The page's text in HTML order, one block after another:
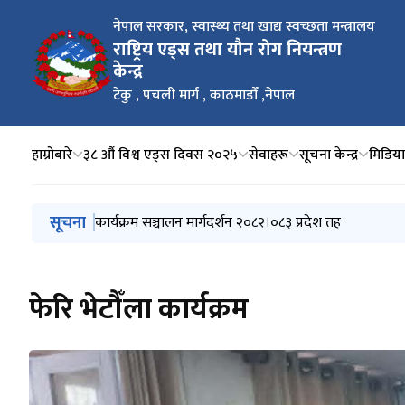
नेपाल सरकार, स्वास्थ्य तथा खाद्य स्वच्छता मन्त्रालय
राष्ट्रिय एड्स तथा यौन रोग नियन्त्रण
केन्द्र
टेकु , पचली मार्ग , काठमाडौँ ,नेपाल
हाम्रोबारे ३८ औं विश्व एड्स दिवस २०२५ सेवाहरू सूचना केन्द्र
मुख्य नेभिगेसनमा जानुहोस्
सूचना नेपालमा आमाबाट बच्चामा सर्ने एचआईभी (HIV), सिफिलिस
कार्यक्रम सञ्चालन मार्गदर्शन २०८२।०८३ प्रदेश तह
स्थानीय तहबाट सञ्चालन गरिने स्वास्थ्य तर्फका सशर्त
३८ औं विश्व एड्स दिवसको अवसरमा माननीय स्वास्थ्य तथा
३८ औं विश्व एड्स दिवसको पर्चा २०२५
फेरि भेटौँला कार्यक्रम